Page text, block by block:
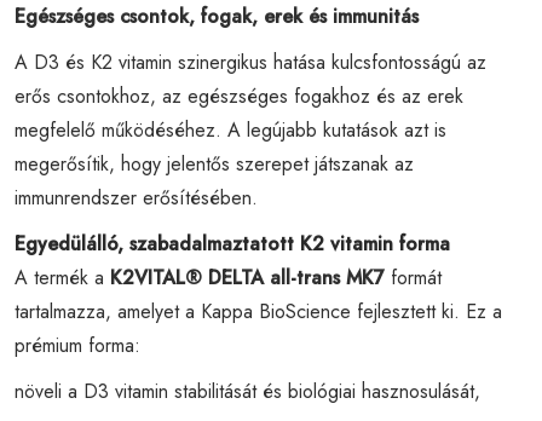
Egészséges csontok, fogak, erek és immunitás
A D3 és K2 vitamin szinergikus hatása kulcsfontosságú az
erős csontokhoz, az egészséges fogakhoz és az erek
megfelelő működéséhez. A legújabb kutatások azt is
megerősítik, hogy jelentős szerepet játszanak az
immunrendszer erősítésében.
Egyedülálló, szabadalmaztatott K2 vitamin forma
A termék a K2VITAL® DELTA all-trans MK7 formát
tartalmazza, amelyet a Kappa BioScience fejlesztett ki. Ez a
prémium forma:
növeli a D3 vitamin stabilitását és biológiai hasznosulását,